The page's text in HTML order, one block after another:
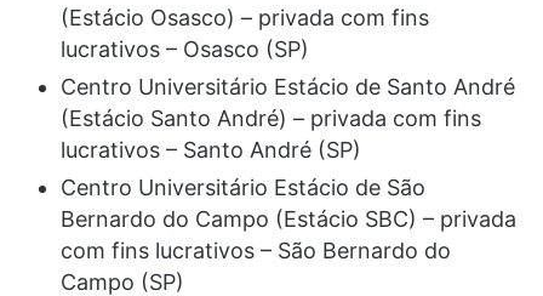
(Estácio Osasco) – privada com fins
lucrativos – Osasco (SP)
Centro Universitário Estácio de Santo André
(Estácio Santo André) – privada com fins
lucrativos – Santo André (SP)
Centro Universitário Estácio de São
Bernardo do Campo (Estácio SBC) – privada
com fins lucrativos – São Bernardo do
Campo (SP)